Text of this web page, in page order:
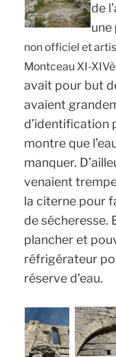
de
une
non officiel et
Montceau XI-
avait pour but
avaient
d’identification
montre que
manquer.
venaient
la citerne pour
de sécheresse.
plancher et
réfrigérateur
réserve d’eau.